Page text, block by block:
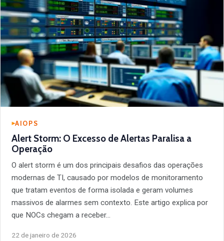
AIOPS
Alert Storm: O Excesso de Alertas Paralisa a
Operação
O alert storm é um dos principais desafios das operações
modernas de TI, causado por modelos de monitoramento
que tratam eventos de forma isolada e geram volumes
massivos de alarmes sem contexto. Este artigo explica por
que NOCs chegam a receber…
22 de janeiro de 2026